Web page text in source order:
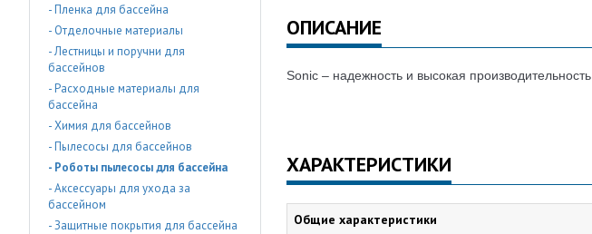
- Пленка для бассейна
- Отделочные материалы
- Лестницы и поручни для
бассейнов
- Расходные материалы для
бассейна
- Химия для бассейнов
- Пылесосы для бассейнов
- Роботы пылесосы для бассейна
- Аксессуары для ухода за
бассейном
- Защитные покрытия для бассейна
ОПИСАНИЕ
Sonic – надежность и высокая производительность
ХАРАКТЕРИСТИКИ
Общие характеристики